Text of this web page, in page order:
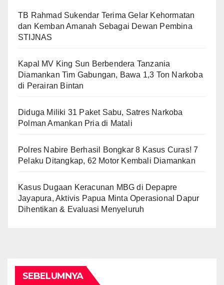
TB Rahmad Sukendar Terima Gelar Kehormatan
dan Kemban Amanah Sebagai Dewan Pembina
STIJNAS
Kapal MV King Sun Berbendera Tanzania
Diamankan Tim Gabungan, Bawa 1,3 Ton Narkoba
di Perairan Bintan
Diduga Miliki 31 Paket Sabu, Satres Narkoba
Polman Amankan Pria di Matali
Polres Nabire Berhasil Bongkar 8 Kasus Curas! 7
Pelaku Ditangkap, 62 Motor Kembali Diamankan
Kasus Dugaan Keracunan MBG di Depapre
Jayapura, Aktivis Papua Minta Operasional Dapur
Dihentikan & Evaluasi Menyeluruh
SEBELUMNYA